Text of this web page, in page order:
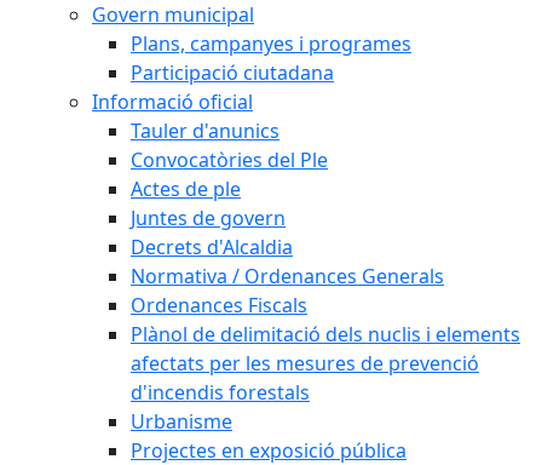
Govern municipal
Plans, campanyes i programes
Participació ciutadana
Informació oficial
Tauler d'anunics
Convocatòries del Ple
Actes de ple
Juntes de govern
Decrets d'Alcaldia
Normativa / Ordenances Generals
Ordenances Fiscals
Plànol de delimitació dels nuclis i elements
afectats per les mesures de prevenció
d'incendis forestals
Urbanisme
Projectes en exposició pública